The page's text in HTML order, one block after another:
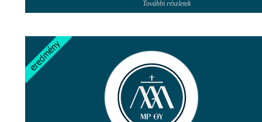
További részletek